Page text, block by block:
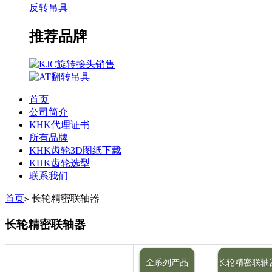
反转吊具
推荐品牌
首页
公司简介
KHK代理证书
所有品牌
KHK齿轮3D图纸下载
KHK齿轮选型
联系我们
首页> 长轮精密联轴器
长轮精密联轴器
全系列产品